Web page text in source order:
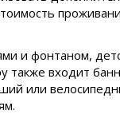
и фонтаном,
также входит
или